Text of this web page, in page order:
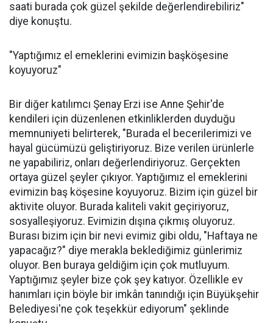
saati burada çok güzel şekilde değerlendirebiliriz"
diye konuştu.
"Yaptığımız el emeklerini evimizin başköşesine
koyuyoruz"
Bir diğer katılımcı Şenay Erzi ise Anne Şehir'de
kendileri için düzenlenen etkinliklerden duyduğu
memnuniyeti belirterek, "Burada el becerilerimizi ve
hayal gücümüzü geliştiriyoruz. Bize verilen ürünlerle
ne yapabiliriz, onları değerlendiriyoruz. Gerçekten
ortaya güzel şeyler çıkıyor. Yaptığımız el emeklerini
evimizin baş köşesine koyuyoruz. Bizim için güzel bir
aktivite oluyor. Burada kaliteli vakit geçiriyoruz,
sosyalleşiyoruz. Evimizin dışına çıkmış oluyoruz.
Burası bizim için bir nevi evimiz gibi oldu, "Haftaya ne
yapacağız?" diye merakla beklediğimiz günlerimiz
oluyor. Ben buraya geldiğim için çok mutluyum.
Yaptığımız şeyler bize çok şey katıyor. Özellikle ev
hanımları için böyle bir imkân tanındığı için Büyükşehir
Belediyesi'ne çok teşekkür ediyorum" şeklinde